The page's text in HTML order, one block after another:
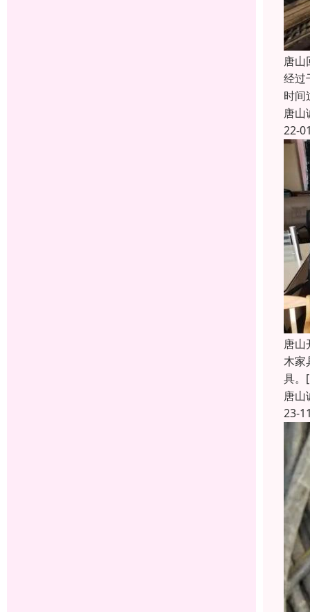
唐山
经过
时间
唐山
22-
唐山
木家
具。
唐山
23-